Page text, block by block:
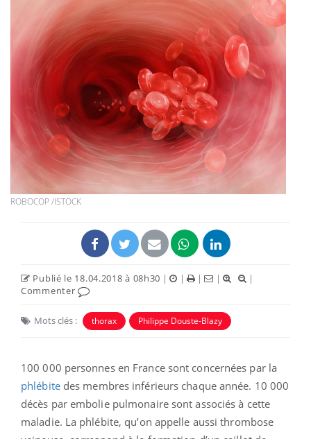
ROBOCOP /ISTOCK
Publié le 18.04.2018 à 08h30 | | | |
|
Commenter
Mots clés : thorax Philippe Douste-Blazy
100 000 personnes en France sont concernées par la
phlébitedes membres inférieurs chaque année. 10 000
décès par embolie pulmonaire sont associés à cette
maladie. La phlébite, qu’on appelle aussi thrombose